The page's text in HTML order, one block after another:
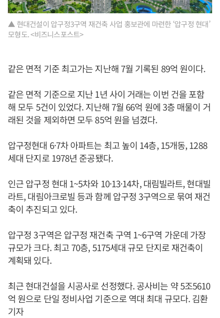
▲ 현대건설이 압구정3구역 재건축 사업 홍보관에 마련한 ‘압구정 현대’
모형도. <비즈니스포스트>
같은 면적 기준 최고가는 지난해 7월 기록된 89억 원이다.
같은 면적 기준으로 지난 1년 사이 거래는 이번 건을 포함
해 모두 5건이 있었다. 지난해 7월 66억 원에 3층 매물이 거
래된 것을 제외하면 모두 85억 원을 넘겼다.
압구정현대 6·7차 아파트는 최고 높이 14층, 15개동, 1288
세대 단지로 1978년 준공됐다.
인근 압구정 현대 1~5차와 10·13·14차, 대림빌라트, 현대빌
라트, 대림아크로빌 등과 함께 압구정 3구역으로 묶여 재건
축이 추진되고 있다.
압구정 3구역은 압구정 재건축 구역 1~6구역 가운데 가장
규모가 크다. 최고 70층, 5175세대 규모 단지로 재건축이
계획돼 있다.
최근 현대건설을 시공사로 선정했다. 공사비는 약 5조5610
억 원으로 단일 정비사업 기준으로 역대 최대 규모다. 김환
기자